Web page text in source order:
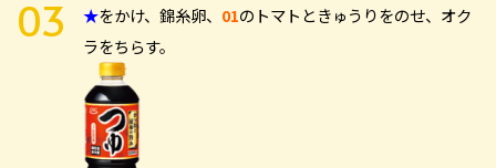
★をかけ、錦糸卵、 01のトマトときゅうりをのせ、オク
ラをちらす。